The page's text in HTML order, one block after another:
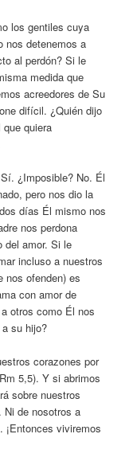
los gentiles cuya
nos detenemos a
al perdón? Si le
medida que
acreedores de Su
difícil. ¿Quién dijo
quiera
¿Imposible? No. Él
pero nos dio la
días Él mismo nos
nos perdona
del amor. Si le
incluso a nuestros
nos ofenden) es
con amor de
otros como Él nos
su hijo?
corazones por
5,5). Y si abrimos
sobre nuestros
Ni de nosotros a
¡Entonces viviremos